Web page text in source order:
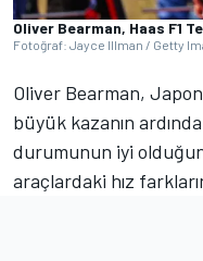
Oliver Bearman, Haas F1
Fotoğraf: Jayce Illman / Getty
Oliver Bearman,
büyük kazanın
durumunun iyi
araçlardaki hız